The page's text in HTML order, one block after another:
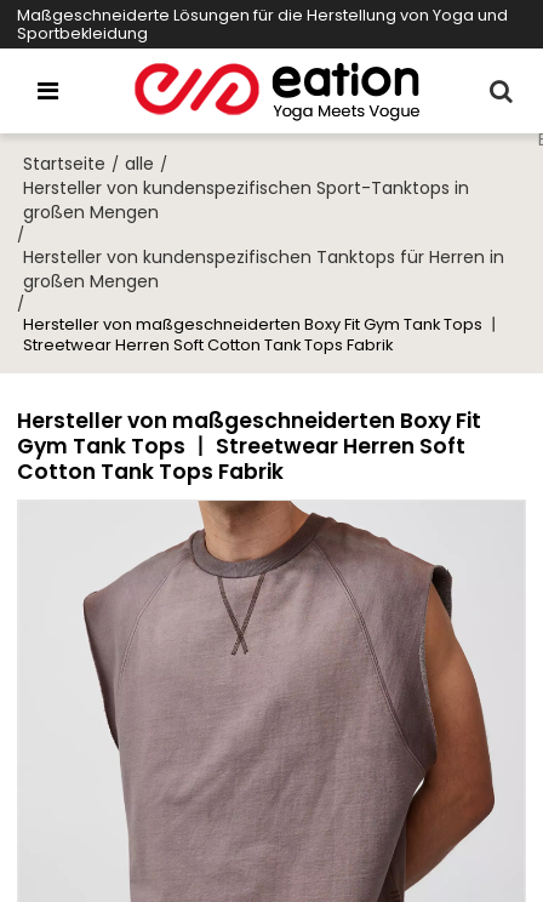
Maßgeschneiderte Lösungen für die Herstellung von Yoga und
Sportbekleidung
Startseite / alle /
Hersteller von kundenspezifischen Sport-Tanktops in
großen Mengen
/
Hersteller von kundenspezifischen Tanktops für Herren in
großen Mengen
/
Hersteller von maßgeschneiderten Boxy Fit Gym Tank Tops 丨
Streetwear Herren Soft Cotton Tank Tops Fabrik
Hersteller von maßgeschneiderten Boxy Fit
Gym Tank Tops 丨 Streetwear Herren Soft
Cotton Tank Tops Fabrik